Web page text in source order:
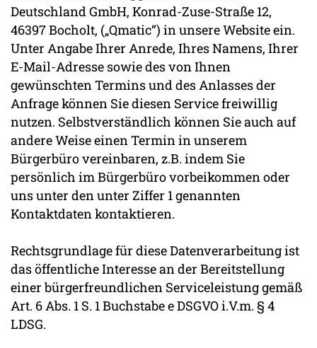
Deutschland GmbH, Konrad-Zuse-Straße 12,
46397 Bocholt, („Qmatic“) in unsere Website ein.
Unter Angabe Ihrer Anrede, Ihres Namens, Ihrer
E-Mail-Adresse sowie des von Ihnen
gewünschten Termins und des Anlasses der
Anfrage können Sie diesen Service freiwillig
nutzen. Selbstverständlich können Sie auch auf
andere Weise einen Termin in unserem
Bürgerbüro vereinbaren, z.B. indem Sie
persönlich im Bürgerbüro vorbeikommen oder
uns unter den unter Ziffer 1 genannten
Kontaktdaten kontaktieren.
Rechtsgrundlage für diese Datenverarbeitung ist
das öffentliche Interesse an der Bereitstellung
einer bürgerfreundlichen Serviceleistung gemäß
Art. 6 Abs. 1 S. 1 Buchstabe e DSGVO i.V.m. § 4
LDSG.